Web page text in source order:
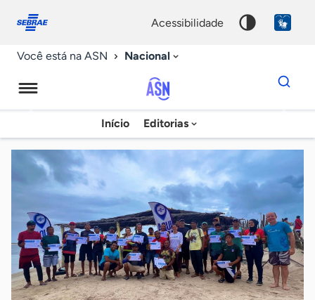
conosco
acessibilidade
Você está na ASN Nacional
Agência
Sebrae
Notícias
Início Editorias
Dados
para
chave